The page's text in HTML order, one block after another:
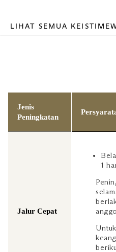
LIHAT SEMUA
Jenis
Peningkatan
Jalur Cepat
1